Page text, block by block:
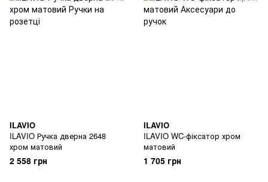
ILAVIO
ILAVIO Ручка дверна 2648
хром матовий
2 558 грн
ILAVIO
ILAVIO WC-фіксатор хром
матовий
1 705 грн